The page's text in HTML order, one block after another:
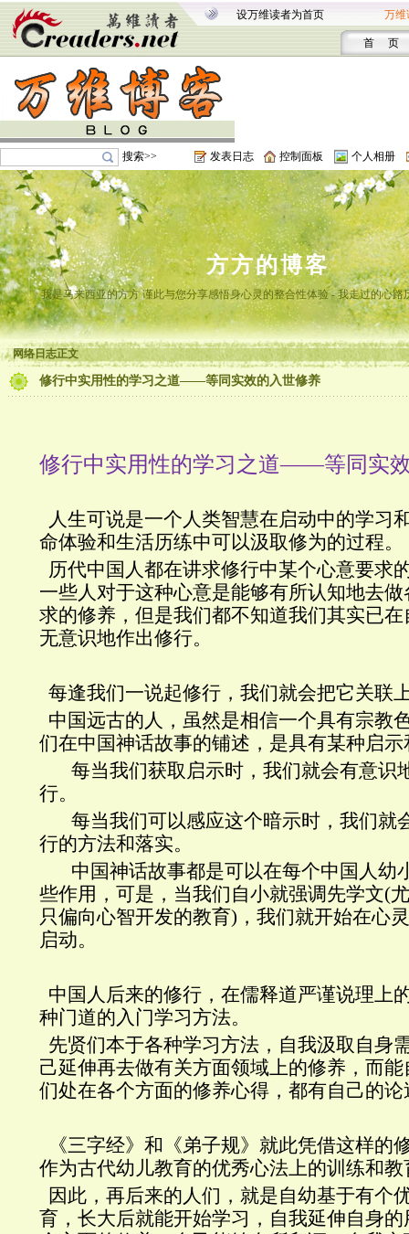
设万维读者为首页 万维
首 页
搜索>> 发表日志 控制面板 个人相册
方方的博客
我是马来西亚的方方 谨此与您分享感悟身心灵的整合性体验 - 我走过的心路
网络日志正文
修行中实用性的学习之道——等同实效的入世修养
修行中实用性的学习之道——等同实
人生可说是一个人类智慧在启动中的学习
命体验和生活历练中可以汲取修为的过程。
历代中国人都在讲求修行中某个心意要求
一些人对于这种心意是能够有所认知地去
求的修养，但是我们都不知道我们其实已
无意识地作出修行。
每逢我们一说起修行，我们就会把它关联
中国远古的人，虽然是相信一个具有宗教
们在中国神话故事的铺述，是具有某种启示
每当我们获取启示时，我们就会有意识
行。
每当我们可以感应这个暗示时，我们就
行的方法和落实。
中国神话故事都是可以在每个中国人幼
些作用，可是，当我们自小就强调先学文(
只偏向心智开发的教育) ，我们就开始在心
启动。
中国人后来的修行，在儒释道严谨说理上
种门道的入门学习方法。
先贤们本于各种学习方法，自我汲取自身
己延伸再去做有关方面领域上的修养，而
们处在各个方面的修养心得，都有自己的论
《三字经》和《弟子规》就此凭借这样的
作为古代幼儿教育的优秀心法上的训练和
因此，再后来的人们，就是自幼基于有个
育，长大后就能开始学习，自我延伸自身